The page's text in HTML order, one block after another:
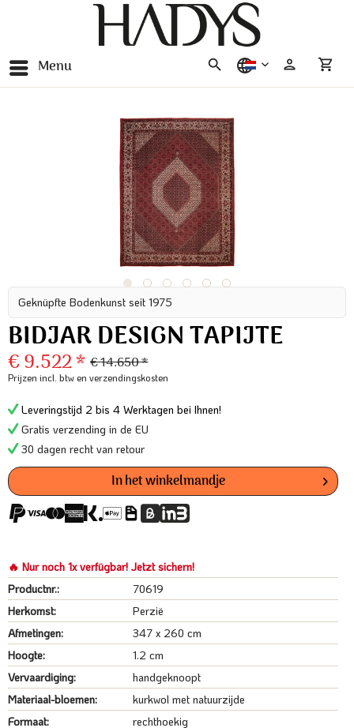
Menu nederlands
Geknüpfte Bodenkunst seit 1975
BIDJAR DESIGN TAPIJTE
€ 9.522 * € 14.650 *
Prijzen incl. btwen verzendingskosten
Leveringstijd 2 bis 4 Werktagen bei Ihnen!
Gratis verzending in de EU
30 dagen recht van retour
In het winkelmandje
🔥 Nur noch 1x verfügbar! Jetzt sichern!
Productnr.:
70619
Herkomst:
Perzië
Afmetingen:
347 x 260 cm
Hoogte:
1.2 cm
Vervaardiging:
handgeknoopt
Materiaal-bloemen:
kurkwol met natuurzijde
Formaat:
rechthoekig